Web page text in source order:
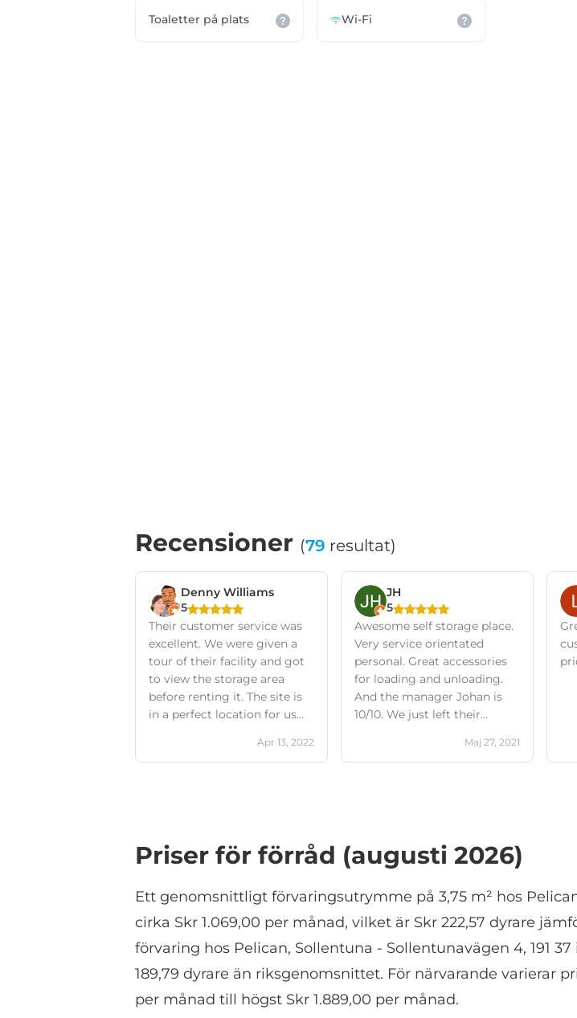
Toaletter på plats Wi-Fi
Recensioner (79 resultat)
Denny Williams
5
Their customer service was
excellent. We were given a
tour of their facility and got
to view the storage area
before renting it. The site is
in a perfect location for us
Highly recommended.
Apr 13, 2022
JH
5
Awesome self storage place.
Very service orientated
personal. Great accessories
for loading and unloading.
And the manager Johan is
10/10. We just left their
great location. But the
upsides in this case
Maj 27, 2021
Priser för förråd (augusti 2026)
Ett genomsnittligt förvaringsutrymme på 3,75 m² hos
cirka Skr 1.069,00 per månad, vilket är Skr 222,57 dyrare
förvaring hos Pelican, Sollentuna - Sollentunavägen 4, 191
189,79 dyrare än riksgenomsnittet. För närvarande varierar
per månad till högst Skr 1.889,00 per månad.